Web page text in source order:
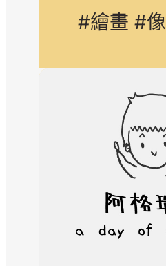
#繪畫 #